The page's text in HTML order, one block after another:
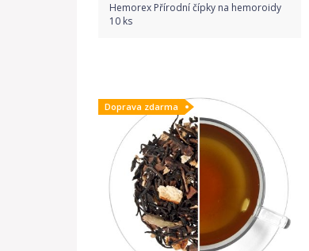
Hemorex Přírodní čípky na hemoroidy
10 ks
Doprava zdarma